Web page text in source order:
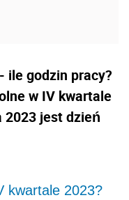
ile godzin pracy?
w IV kwartale
2023 jest dzień
kwartale 2023?